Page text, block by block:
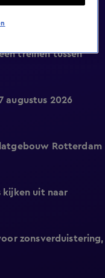
overleden
treinen tussen
augustus 2026
Rotterdam
kijken uit naar
zonsverduistering,